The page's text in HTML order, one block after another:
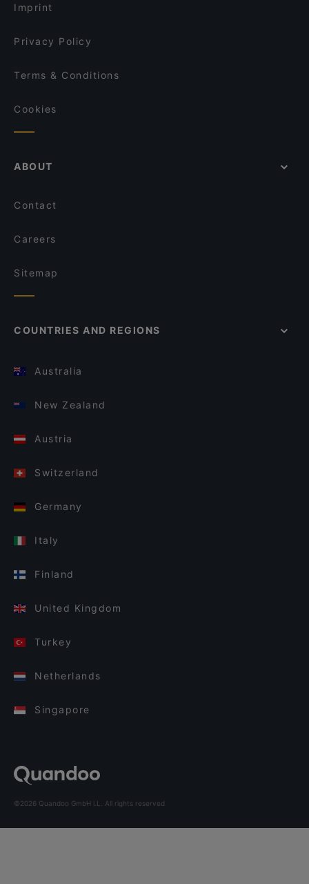
Imprint
Privacy Policy
Terms & Conditions
Cookies
ABOUT
Contact
Careers
Sitemap
COUNTRIES AND REGIONS
Australia
New Zealand
Austria
Switzerland
Germany
Italy
Finland
United Kingdom
Turkey
Netherlands
Singapore
©2026 Quandoo GmbH i.L. All rights reserved